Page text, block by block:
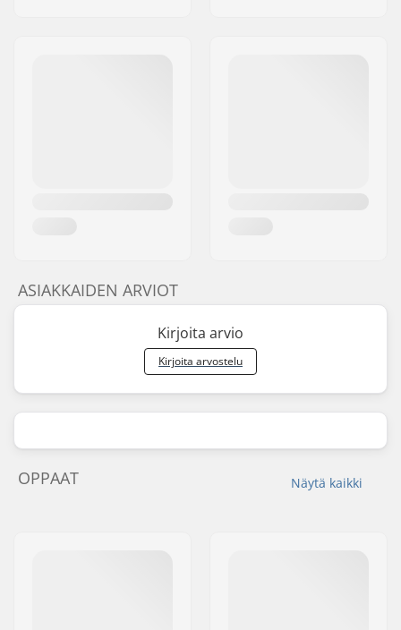
ASIAKKAIDEN ARVIOT
Kirjoita arvio
Kirjoita arvostelu
Näytä kaikki
OPPAAT